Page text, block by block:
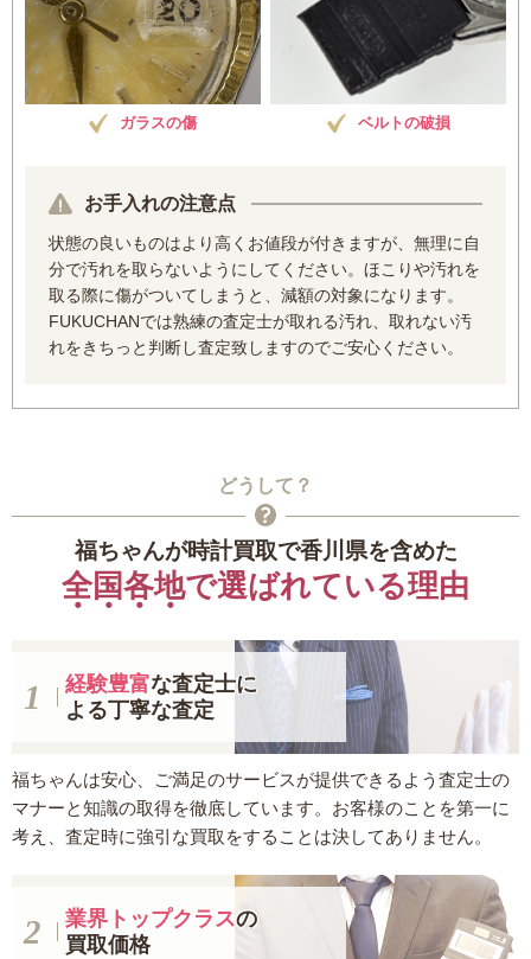
ガラスの傷 ベルトの破損
お手入れの注意点
状態の良いものはより高くお値段が付きますが、無理に自
分で汚れを取らないようにしてください。ほこりや汚れを
取る際に傷がついてしまうと、減額の対象になります。
FUKUCHANでは熟練の査定士が取れる汚れ、取れない汚
れをきちっと判断し査定致しますのでご安心ください。
どうして？
福ちゃんが時計買取で香川県を含めた
全国各地で選ばれている理由
経験豊富な査定士に
よる丁寧な査定
福ちゃんは安心、ご満足のサービスが提供できるよう査定士の
マナーと知識の取得を徹底しています。お客様のことを第一に
考え、査定時に強引な買取をすることは決してありません。
業界トップクラスの
買取価格